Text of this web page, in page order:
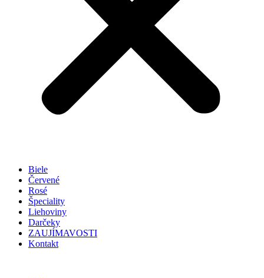
Biele
Červené
Rosé
Špeciality
Liehoviny
Darčeky
ZAUJÍMAVOSTI
Kontakt